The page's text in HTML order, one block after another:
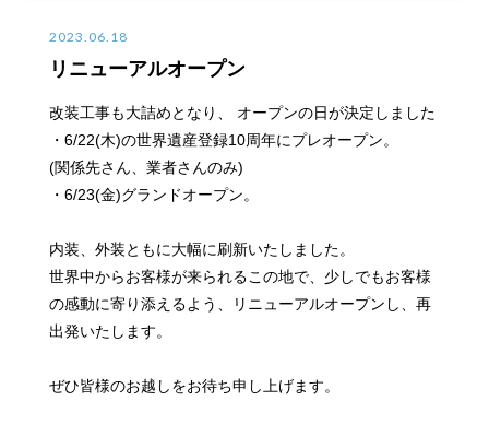
2023.06.18
リニューアルオープン
改装工事も大詰めとなり、 オープンの日が決定しました
・6/22(木)の世界遺産登録10周年にプレオープン。
(関係先さん、業者さんのみ)
・6/23(金)グランドオープン。
内装、外装ともに大幅に刷新いたしました。
世界中からお客様が来られるこの地で、少しでもお客様
の感動に寄り添えるよう、リニューアルオープンし、再
出発いたします。
ぜひ皆様のお越しをお待ち申し上げます。